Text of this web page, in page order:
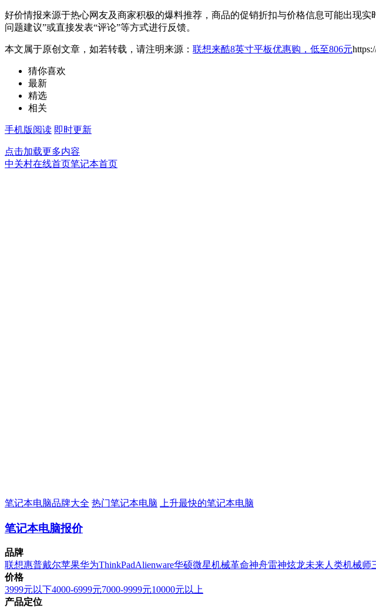
好价情报来源于热心网友及商家积极的爆料推荐，商品的促销折扣与价格信息可能出现
问题建议”或直接发表“评论”等方式进行反馈。
本文属于原创文章，如若转载，请注明来源： 联想来酷8英寸平板优惠购，低至806元
猜你喜欢
最新
精选
相关
手机版阅读 即时更新
点击加载更多内容
中关村在线首页笔记本首页
笔记本电脑品牌大全 热门笔记本电脑 上升最快的笔记本电脑
笔记本电脑报价
品牌
联想惠普戴尔苹果华为ThinkPadAlienware华硕微星机械革命神舟雷神炫龙未来人类机械师
价格
3999元以下4000-6999元7000-9999元10000元以上
产品定位